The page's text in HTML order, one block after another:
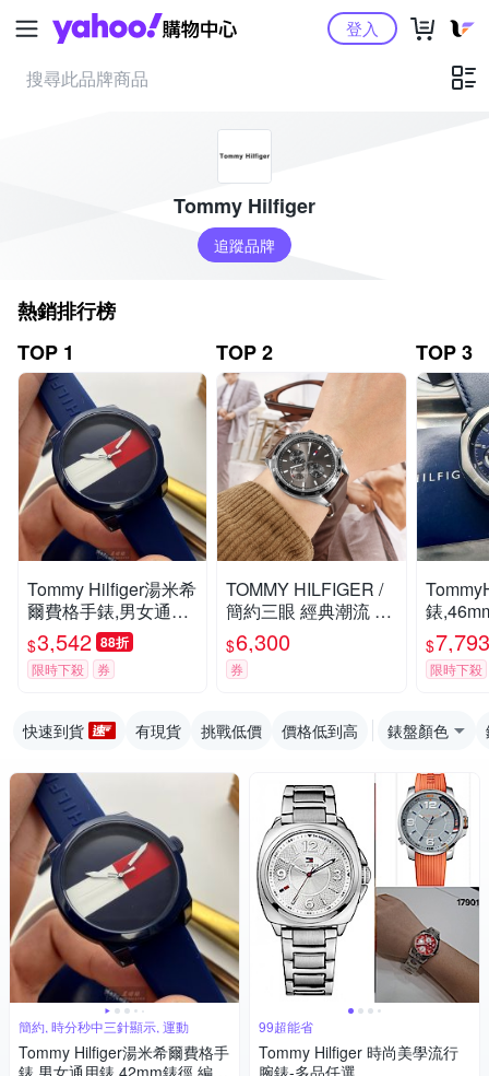
Yahoo購物中心登入
Tommy Hilfiger
追蹤品牌
熱銷排行榜
TOP 1
Tommy Hilfiger湯米希
爾費格手錶,男女通用
錶,42mm錶徑,編號:T
H00035
$3,542 88折
限時下殺 券
TOP 2
TOMMY HILFIGER /
簡約三眼 經典潮流 兩
地時間 真皮手錶-鈦色
x銀框x咖啡/44mm
$6,300
券
TOP 3
錶
H00064
$7,793
限時下殺
快速到貨 有現貨 挑戰低價 價格低到高 錶盤顏色
簡約, 時分秒中三針顯示, 運動
Tommy Hilfiger湯米希爾費格手
99超能省
Tommy Hilfiger 時尚美學流行